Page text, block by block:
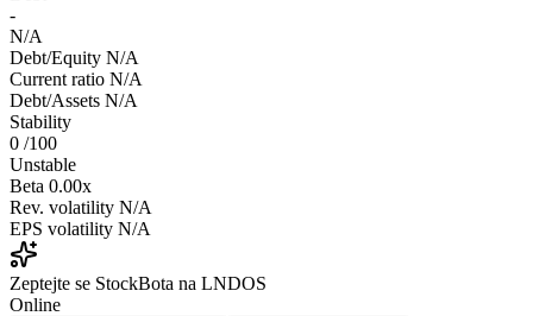
-
N/A
Debt/Equity N/A
Current ratio N/A
Debt/Assets N/A
Stability
0 /100
Unstable
Beta 0.00x
Rev. volatility N/A
EPS volatility N/A
Zeptejte se StockBota na LNDOS
Online